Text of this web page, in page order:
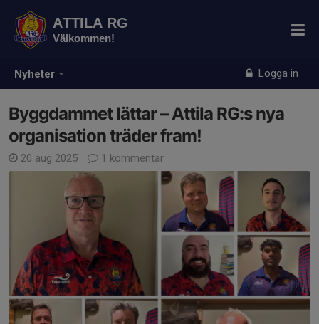
Nyheter Logga in
ATTILA RG
Välkommen!
Byggdammet lättar – Attila RG:s nya
organisation träder fram!
20 aug 2025 1 kommentar